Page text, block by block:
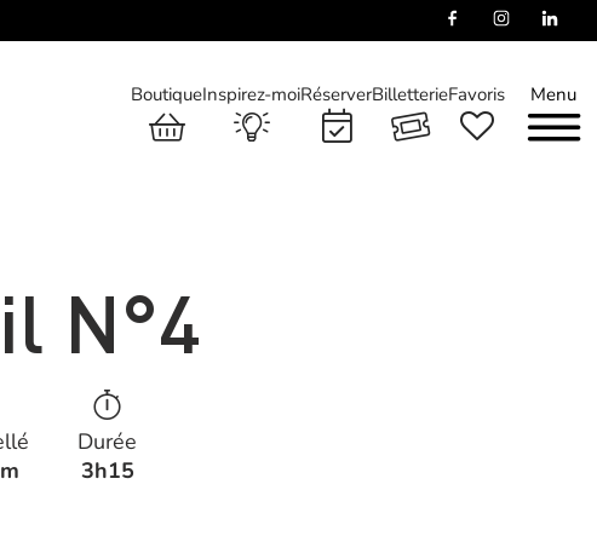
Menu
BoutiqueInspirez-moiRéserverBilletterieFavoris
N°4
Durée
3h15